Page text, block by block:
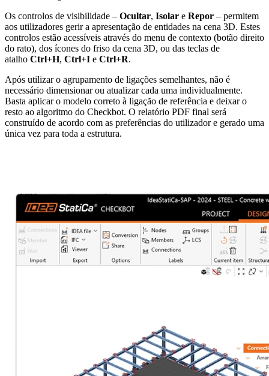
Os controlos de visibilidade – Ocultar, Isolar e Repor – permitem
aos utilizadores gerir a apresentação de entidades na cena 3D. Estes
controlos estão acessíveis através do menu de contexto (botão direito
do rato), dos ícones do friso da cena 3D, ou das teclas de
atalho Ctrl+H, Ctrl+I e Ctrl+R.
Após utilizar o agrupamento de ligações semelhantes, não é
necessário dimensionar ou atualizar cada uma individualmente.
Basta aplicar o modelo correto à ligação de referência e deixar o
resto ao algoritmo do Checkbot. O relatório PDF final será
construído de acordo com as preferências do utilizador e gerado uma
única vez para toda a estrutura.